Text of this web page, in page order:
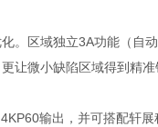
。区域独立3A功能（
让微小缺陷区域得到精
输出，并可搭配轩